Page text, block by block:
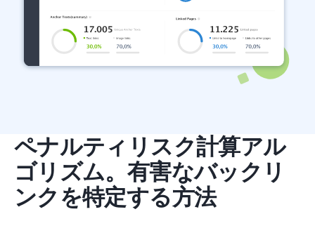
ペナルティリスク計算アル
ゴリズム。有害なバックリ
ンクを特定する方法